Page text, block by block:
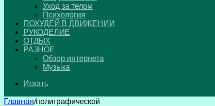
Уход за телом
Психология
ПОХУДЕЙ В ДВИЖЕНИИ
РУКОДЕЛИЕ
ОТДЫХ
РАЗНОЕ
Обзор интернета
Музыка
Искать
Главная/полиграфической